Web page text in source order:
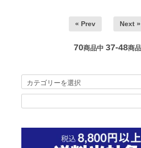
« Prev Next »
70商品中 37-48商品